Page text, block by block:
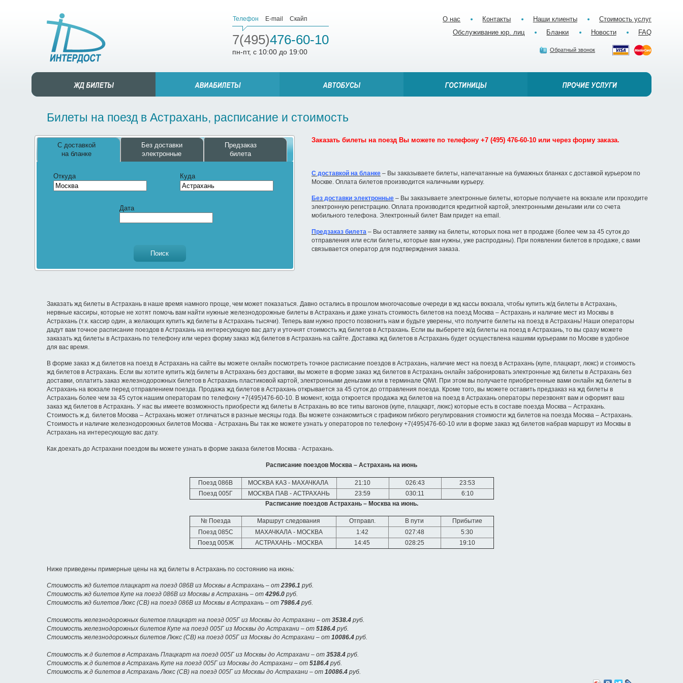
Телефон E-mail Скайп
7(495)476-60-10
пн-пт, с 10:00 до 19:00
О нас Контакты Наши клиенты
Стоимость услуг
Обслуживание юр. лиц
Бланки Новости FAQ
Обратный звонок
Билеты на поезд в Астрахань, расписание и стоимость
С доставкой
на бланке
Без доставки
электронные
Предзаказ
билета
Откуда Куда
Дата
Заказать билеты на поезд Вы можете по телефону +7 (495) 476-60-10 или через форму заказа.
С доставкой на бланке – Вы заказываете билеты, напечатанные на бумажных бланках с доставкой курьером по
Москве. Оплата билетов производится наличными курьеру.
Без доставки электронные – Вы заказываете электронные билеты, которые получаете на вокзале или проходите
электронную регистрацию. Оплата производится кредитной картой, электронными деньгами или со счета
мобильного телефона. Электронный билет Вам придет на email.
Предзаказ билета – Вы оставляете заявку на билеты, которых пока нет в продаже (более чем за 45 суток до
отправления или если билеты, которые вам нужны, уже распроданы). При появлении билетов в продаже, с вами
связывается оператор для подтверждения заказа.
Заказать жд билеты в Астрахань в наше время намного проще, чем может показаться. Давно остались в прошлом многочасовые очереди в жд кассы вокзала, чтобы купить ж/д билеты в Астрахань,
нервные кассиры, которые не хотят помочь вам найти нужные железнодорожные билеты в Астрахань и даже узнать стоимость билетов на поезд Москва – Астрахань и наличие мест из Москвы в
Астрахань (т.к. кассир один, а желающих купить жд билеты в Астрахань тысячи). Теперь вам нужно просто позвонить нам и будьте уверены, что получите билеты на поезд в Астрахань! Наши операторы
дадут вам точное расписание поездов в Астрахань на интересующую вас дату и уточнят стоимость жд билетов в Астрахань. Если вы выберете ж/д билеты на поезд в Астрахань, то вы сразу можете
заказать жд билеты в Астрахань по телефону или через форму заказ ж/д билетов в Астрахань на сайте. Доставка жд билетов в Астрахань будет осуществлена нашими курьерами по Москве в удобное
для вас время.
В форме заказ ж.д билетов на поезд в Астрахань на сайте вы можете онлайн посмотреть точное расписание поездов в Астрахань, наличие мест на поезд в Астрахань (купе, плацкарт, люкс) и стоимость
жд билетов в Астрахань. Если вы хотите купить ж/д билеты в Астрахань без доставки, вы можете в форме заказ жд билетов в Астрахань онлайн забронировать электронные жд билеты в Астрахань без
доставки, оплатить заказ железнодорожных билетов в Астрахань пластиковой картой, электронными деньгами или в терминале QIWI. При этом вы получаете приобретенные вами онлайн жд билеты в
Астрахань на вокзале перед отправлением поезда. Продажа жд билетов в Астрахань открывается за 45 суток до отправления поезда. Кроме того, вы можете оставить предзаказ на жд билеты в
Астрахань более чем за 45 суток нашим операторам по телефону +7(495)476-60-10. В момент, когда откроется продажа жд билетов на поезд в Астрахань операторы перезвонят вам и оформят ваш
заказ жд билетов в Астрахань. У нас вы имеете возможность приобрести жд билеты в Астрахань во все типы вагонов (купе, плацкарт, люкс) которые есть в составе поезда Москва – Астрахань.
Стоимость ж.д. билетов Москва – Астрахань может отличаться в разные месяцы года. Вы можете ознакомиться с графиком гибкого регулирования стоимости жд билетов на поезда Москва – Астрахань.
Стоимость и наличие железнодорожных билетов Москва - Астрахань Вы так же можете узнать у операторов по телефону +7(495)476-60-10 или в форме заказ жд билетов набрав маршрут из Москвы в
Астрахань на интересующую вас дату.
Как доехать до Астрахани поездом вы можете узнать в форме заказа билетов Москва - Астрахань.
Расписание поездов Москва – Астрахань на июнь
Поезд 086В МОСКВА КАЗ - МАХАЧКАЛА 21:10 026:43
23:53
Поезд 005Г
МОСКВА ПАВ - АСТРАХАНЬ 23:59 030:11
6:10
Расписание поездов Астрахань – Москва на июнь.
№ Поезда Маршрут следования Отправл. В пути
Прибытие
Поезд 085С
МАХАЧКАЛА - МОСКВА 1:42 027:48
5:30
Поезд 005Ж
АСТРАХАНЬ - МОСКВА 14:45 028:25 19:10
Ниже приведены примерные цены на жд билеты в Астрахань по состоянию на июнь:
Стоимость жд билетов плацкарт на поезд 086В из Москвы в Астрахань – от 2396.1 руб.
Стоимость жд билетов Купе на поезд 086В из Москвы в Астрахань – от 4296.0 руб.
Стоимость жд билетов Люкс (СВ) на поезд 086В из Москвы в Астрахань – от 7986.4 руб.
Стоимость железнодорожных билетов плацкарт на поезд 005Г из Москвы до Астрахани – от 3538.4 руб.
Стоимость железнодорожных билетов Купе на поезд 005Г из Москвы до Астрахани – от 5186.4 руб.
Стоимость железнодорожных билетов Люкс (СВ) на поезд 005Г из Москвы до Астрахани – от 10086.4 руб.
Стоимость ж.д билетов в Астрахань Плацкарт на поезд 005Г из Москвы до Астрахани – от 3538.4 руб.
Стоимость ж.д билетов в Астрахань Купе на поезд 005Г из Москвы до Астрахани – от 5186.4 руб.
Стоимость ж.д билетов в Астрахань Люкс (СВ) на поезд 005Г из Москвы до Астрахани – от 10086.4 руб.